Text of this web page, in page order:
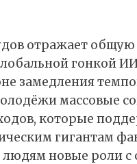
отражает
гонкой
замедления
массовые
которые
гигантам
людям новые роли